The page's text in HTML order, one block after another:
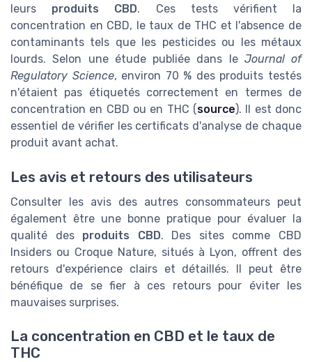
leurs produits CBD. Ces tests vérifient la
concentration en CBD, le taux de THC et l'absence de
contaminants tels que les pesticides ou les métaux
lourds. Selon une étude publiée dans le Journal of
Regulatory Science, environ 70 % des produits testés
n'étaient pas étiquetés correctement en termes de
concentration en CBD ou en THC (source). Il est donc
essentiel de vérifier les certificats d'analyse de chaque
produit avant achat.
Les avis et retours des utilisateurs
Consulter les avis des autres consommateurs peut
également être une bonne pratique pour évaluer la
qualité des produits CBD. Des sites comme CBD
Insiders ou Croque Nature, situés à Lyon, offrent des
retours d'expérience clairs et détaillés. Il peut être
bénéfique de se fier à ces retours pour éviter les
mauvaises surprises.
La concentration en CBD et le taux de
THC